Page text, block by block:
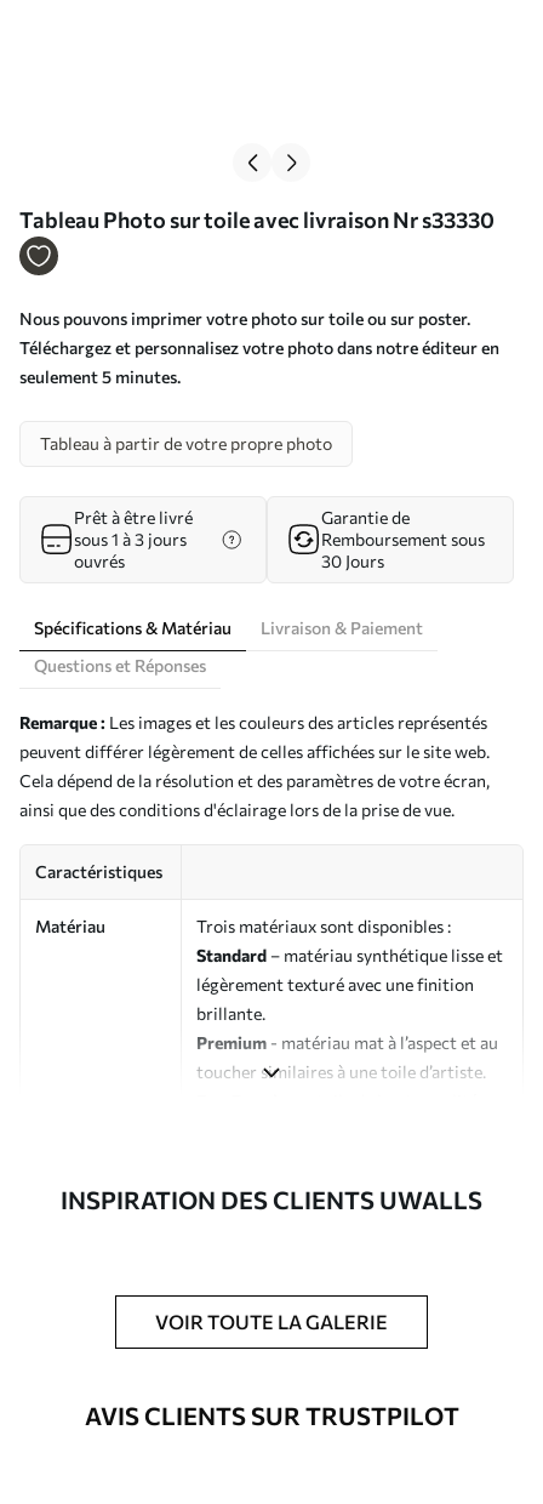
Tableau Photo sur toile avec livraison Nr s33330
Nous pouvons imprimer votre photo sur toile ou sur poster.
Téléchargez et personnalisez votre photo dans notre éditeur en
seulement 5 minutes.
Tableau à partir de votre propre photo
Prêt à être livré
sous 1 à 3 jours
ouvrés
Garantie de
Remboursement sous
30 Jours
Spécifications & Matériau
Livraison & Paiement
Questions et Réponses
Remarque : Les images et les couleurs des articles représentés
peuvent différer légèrement de celles affichées sur le site web.
Cela dépend de la résolution et des paramètres de votre écran,
ainsi que des conditions d'éclairage lors de la prise de vue.
Caractéristiques
Matériau
Trois matériaux sont disponibles :
Standard – matériau synthétique lisse et
légèrement texturé avec une finition
brillante.
Premium - matériau mat à l’aspect et au
toucher similaires à une toile d’artiste.
Possibilité d'ajouter un vernis
protecteur pour renforcer la durabilité
du tableau.
Matériaux disponibles
INSPIRATION DES CLIENTS UWALLS
VOIR TOUTE LA GALERIE
AVIS CLIENTS SUR TRUSTPILOT